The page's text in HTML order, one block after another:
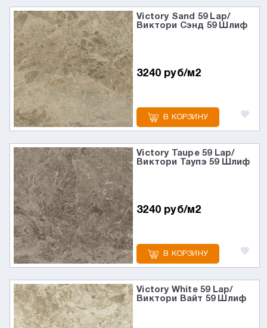
Victory Sand 59 Lap/
Виктори Сэнд 59 Шлиф
3240 руб/м2
В КОРЗИНУ
Victory Taupe 59 Lap/
Виктори Таупэ 59 Шлиф
3240 руб/м2
В КОРЗИНУ
Victory White 59 Lap/
Виктори Вайт 59 Шлиф